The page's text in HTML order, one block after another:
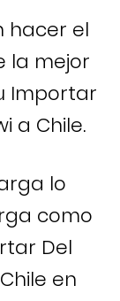
hacer el
la mejor
Importar
a Chile.
lo
como
Del
en